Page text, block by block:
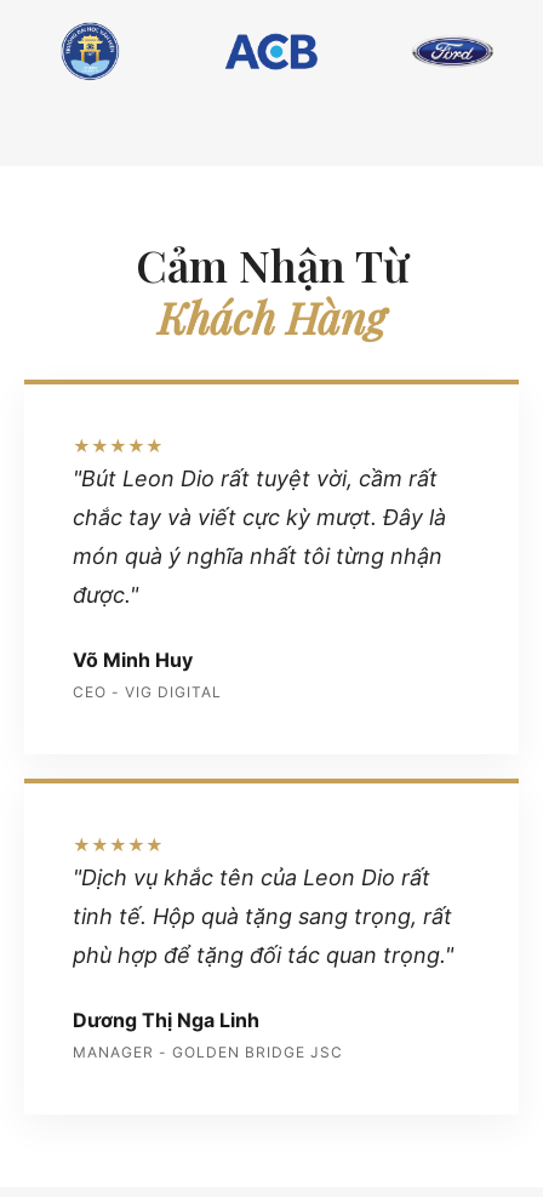
Cảm Nhận Từ
Khách Hàng
★★★★★
"Bút Leon Dio rất tuyệt vời, cầm rất
chắc tay và viết cực kỳ mượt. Đây là
món quà ý nghĩa nhất tôi từng nhận
được."
Võ Minh Huy
CEO - VIG DIGITAL
★★★★★
"Dịch vụ khắc tên của Leon Dio rất
tinh tế. Hộp quà tặng sang trọng, rất
phù hợp để tặng đối tác quan trọng."
Dương Thị Nga Linh
MANAGER - GOLDEN BRIDGE JSC